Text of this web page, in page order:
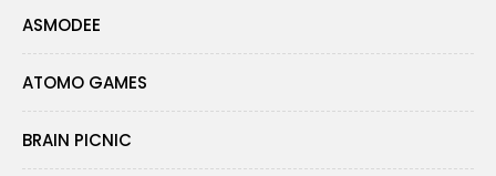
ASMODEE
ATOMO GAMES
BRAIN PICNIC